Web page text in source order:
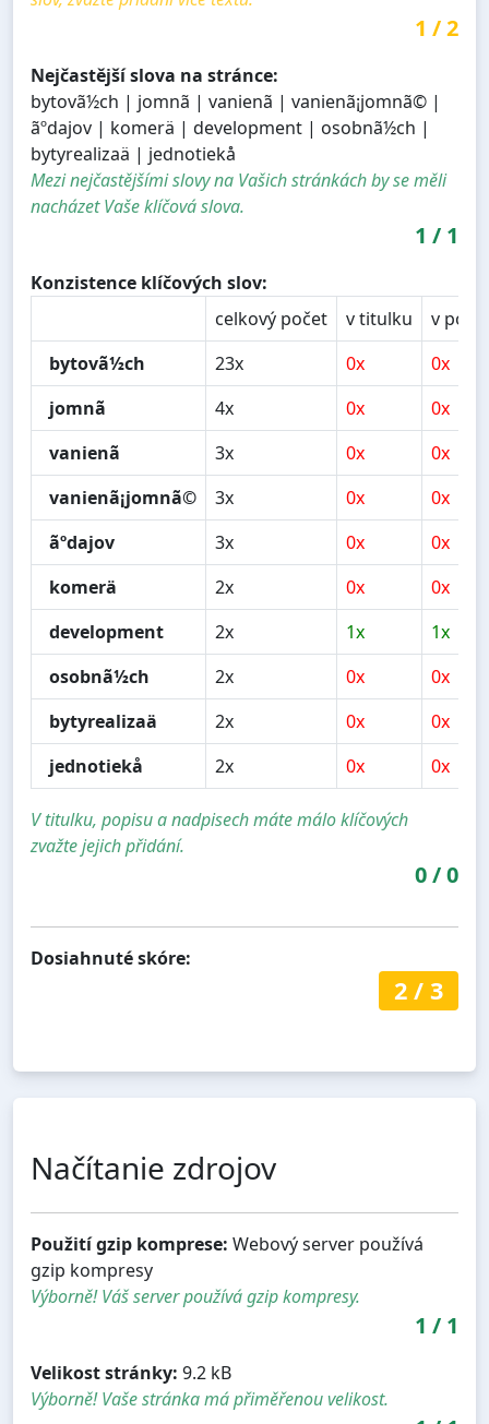
1 /2
Nejčastější slova na stránce:
bytovã½ch | jomnã | vanienã | vanienã¡jomnã© |
ãºdajov | komerä | development | osobnã½ch |
bytyrealizaä | jednotiekå
Mezi nejčastějšími slovy na Vašich stránkách by se měli
nacházet Vaše klíčová slova.
1 / 1
Konzistence klíčových slov:
celkový počet
v titulku
v
bytovã½ch
23x 0x
0x
jomnã
4x 0x
0x
vanienã
3x 0x
0x
vanienã¡jomnã©
3x 0x
0x
ãºdajov
3x 0x
0x
komerä
2x 0x
0x
development
2x 1x
1x
osobnã½ch
2x 0x
0x
bytyrealizaä
2x 0x
0x
jednotiekå
2x 0x 0x
V titulku, popisu a nadpisech máte málo klíčových
zvažte jejich přidání.
0/0
Dosiahnuté skóre:
2/ 3
Načítanie zdrojov
Použití gzip komprese: Webový server používá
gzip kompresy
Výborně! Váš server používá gzip kompresy.
1 / 1
Velikost stránky: 9.2 kB
Výborně! Vaše stránka má přiměřenou velikost.